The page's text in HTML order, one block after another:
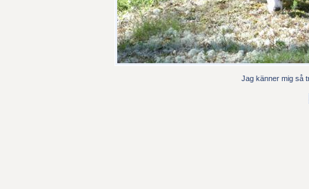
Jag känner mig så